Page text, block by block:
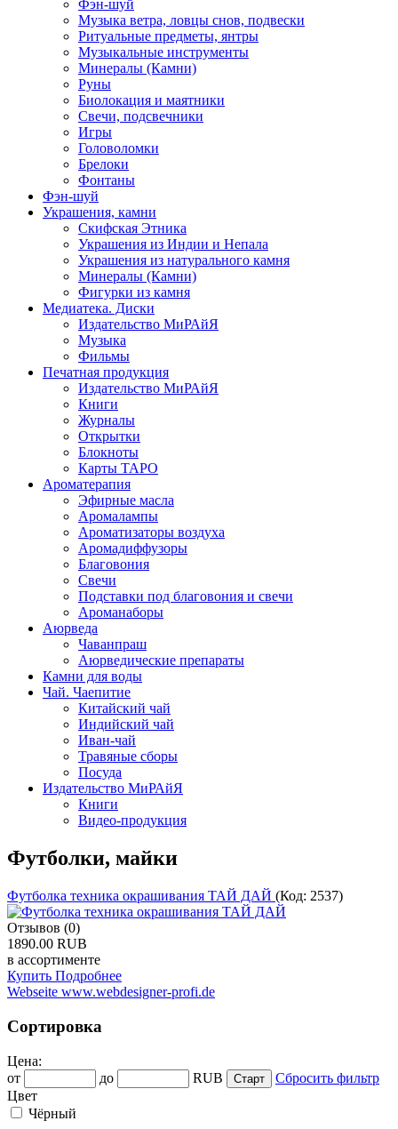
Фэн-шуй
Музыка ветра, ловцы снов, подвески
Ритуальные предметы, янтры
Музыкальные инструменты
Минералы (Камни)
Руны
Биолокация и маятники
Свечи, подсвечники
Игры
Головоломки
Брелоки
Фонтаны
Фэн-шуй
Украшения, камни
Скифская Этника
Украшения из Индии и Непала
Украшения из натурального камня
Минералы (Камни)
Фигурки из камня
Медиатека. Диски
Издательство МиРАйЯ
Музыка
Фильмы
Печатная продукция
Издательство МиРАйЯ
Книги
Журналы
Открытки
Блокноты
Карты ТАРО
Ароматерапия
Эфирные масла
Аромалампы
Ароматизаторы воздуха
Аромадиффузоры
Благовония
Свечи
Подставки под благовония и свечи
Ароманаборы
Аюрведа
Чаванпраш
Аюрведические препараты
Камни для воды
Чай. Чаепитие
Китайский чай
Индийский чай
Иван-чай
Травяные сборы
Посуда
Издательство МиРАйЯ
Книги
Видео-продукция
Футболки, майки
Футболка техника окрашивания ТАЙ ДАЙ (Код: 2537)
Отзывов (0)
1890.00 RUB
в ассортименте
Купить Подробнее
Webseite www.webdesigner-profi.de
Сортировка
Цена:
от
до RUB
Сбросить фильтр
Цвет
Чёрный